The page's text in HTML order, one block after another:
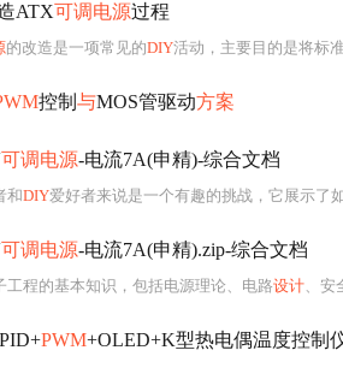
ATX可调电源过程
的改造是一项常见的DIY活动，主要目的是将标准的ATX电源转换成一个可自由调节电压输出的
控制 与MOS管驱动方案
可调电源-电流7A(申精)-综合文档
和DIY爱好者来说是一个有趣的挑战，它展示了如何
可调电源-电流7A(申精).zip-综合文档
程的基本知识，包括电源理论、电路设计、安
PWM+OLED+K型热电偶温度控制